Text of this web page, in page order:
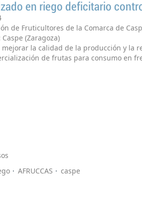
en riego deficitario
de Fruticultores de la Comarca de
Caspe (Zaragoza)
la calidad de la producción y la
de frutas para consumo en
AFRUCCAS caspe